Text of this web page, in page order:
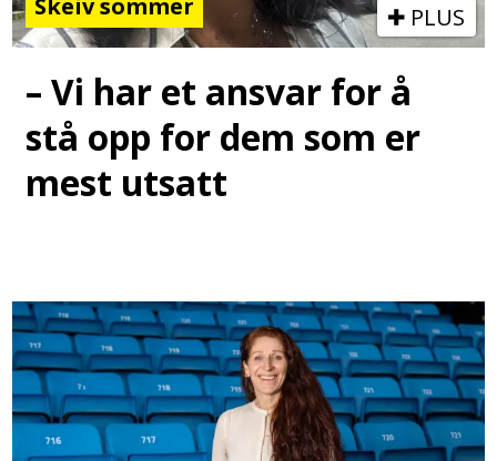
PLUS
– Vi har et ansvar for å
stå opp for dem som er
mest utsatt